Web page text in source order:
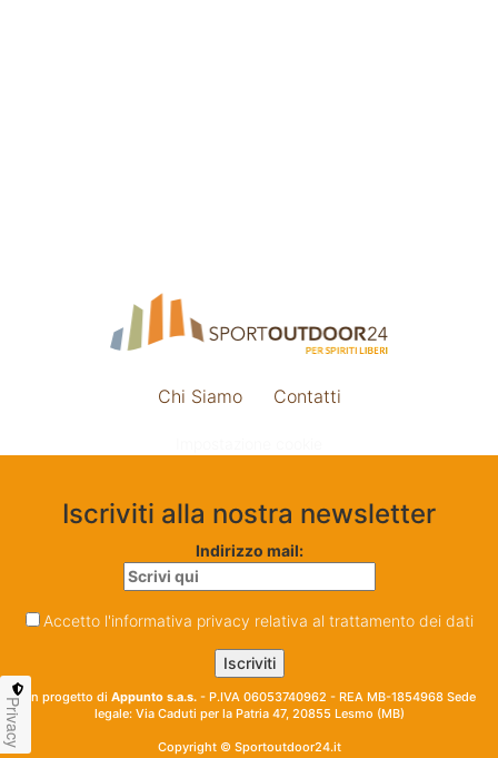
Chi Siamo Contatti
Iscriviti alla nostra newsletter
Indirizzo mail:
Accetto l'informativa privacy relativa al trattamento dei dati
Un progetto di Appunto s.a.s. - P.IVA 06053740962 - REA MB-1854968 Sede
legale: Via Caduti per la Patria 47, 20855 Lesmo (MB)
Copyright © Sportoutdoor24.it
Privacy